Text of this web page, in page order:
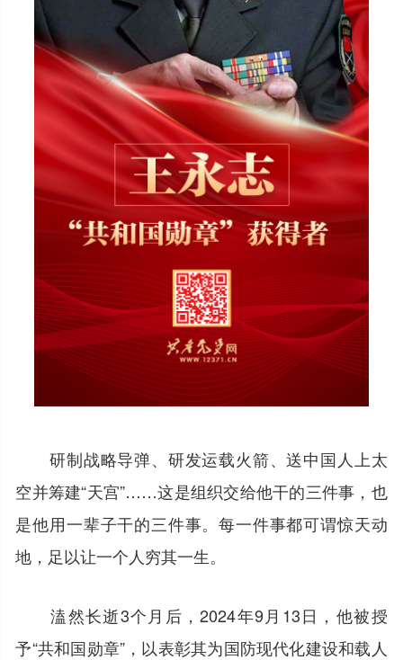
研制战略导弹、研发运载火箭、送中国人上太
空并筹建“天宫”……这是组织交给他干的三件事，也
是他用一辈子干的三件事。每一件事都可谓惊天动
地，足以让一个人穷其一生。
溘然长逝3个月后，2024年9月13日，他被授
予“共和国勋章”，以表彰其为国防现代化建设和载人